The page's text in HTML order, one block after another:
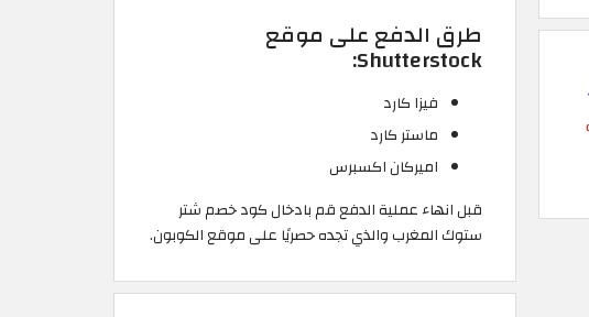
طرق الدفع على موقع
Shutterstock:
فيزا كارد
ماستر كارد
اميركان اكسبرس
قبل انهاء عملية الدفع قم بادخال كود خصم شتر
ستوك المغرب والذي تجده حصريًا على موقع الكوبون.